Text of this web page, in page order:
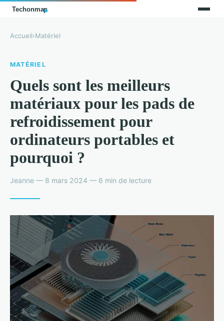
Accueil›Matériel
MATÉRIEL
Quels sont les meilleurs
matériaux pour les pads de
refroidissement pour
ordinateurs portables et
pourquoi ?
Jeanne — 8 mars 2024 — 6 min de lecture